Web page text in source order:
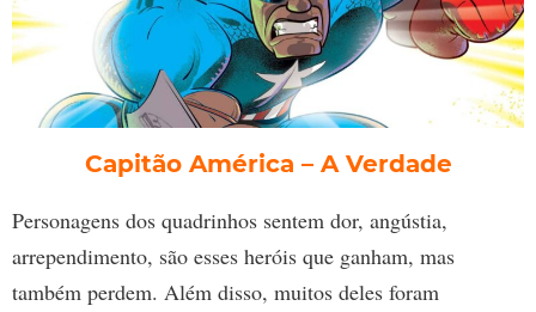
Capitão América – A Verdade
Personagens dos quadrinhos sentem dor, angústia,
arrependimento, são esses heróis que ganham, mas
também perdem. Além disso, muitos deles foram